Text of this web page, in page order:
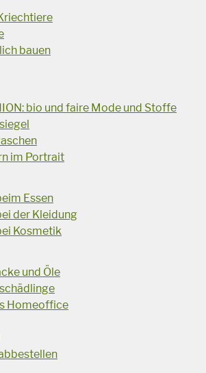
bauen
bio und faire Mode und Stoffe
im Portrait
Essen
der Kleidung
Kosmetik
und Öle
Homeoffice